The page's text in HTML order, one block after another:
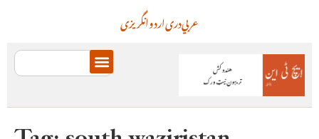
انگریزیاردودریعربي